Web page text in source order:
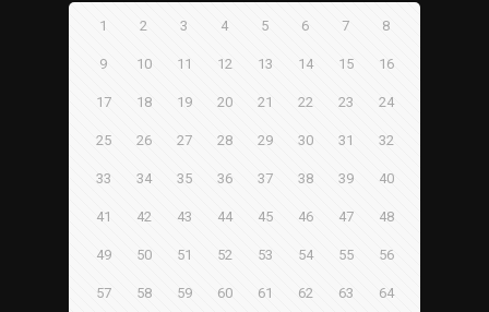
1 2 3 4 5 6 7 8
9 10 11 12 13 14 15 16
17 18 19 20 21 22 23 24
25 26 27 28 29 30 31 32
33 34 35 36 37 38 39 40
41 42 43 44 45 46 47 48
49 50 51 52 53 54 55 56
57 58 59 60 61 62 63 64